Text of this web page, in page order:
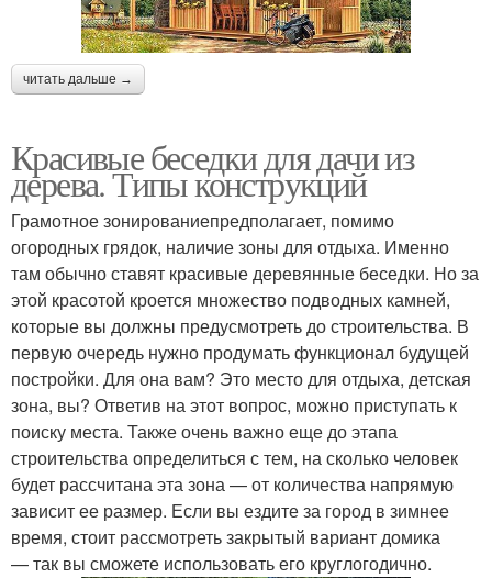
читать дальше →
Красивые беседки для дачи из
дерева. Типы конструкций
Грамотное зонированиепредполагает, помимо
огородных грядок, наличие зоны для отдыха. Именно
там обычно ставят красивые деревянные беседки. Но за
этой красотой кроется множество подводных камней,
которые вы должны предусмотреть до строительства. В
первую очередь нужно продумать функционал будущей
постройки. Для она вам? Это место для отдыха, детская
зона, вы? Ответив на этот вопрос, можно приступать к
поиску места. Также очень важно еще до этапа
строительства определиться с тем, на сколько человек
будет рассчитана эта зона — от количества напрямую
зависит ее размер. Если вы ездите за город в зимнее
время, стоит рассмотреть закрытый вариант домика
— так вы сможете использовать его круглогодично.